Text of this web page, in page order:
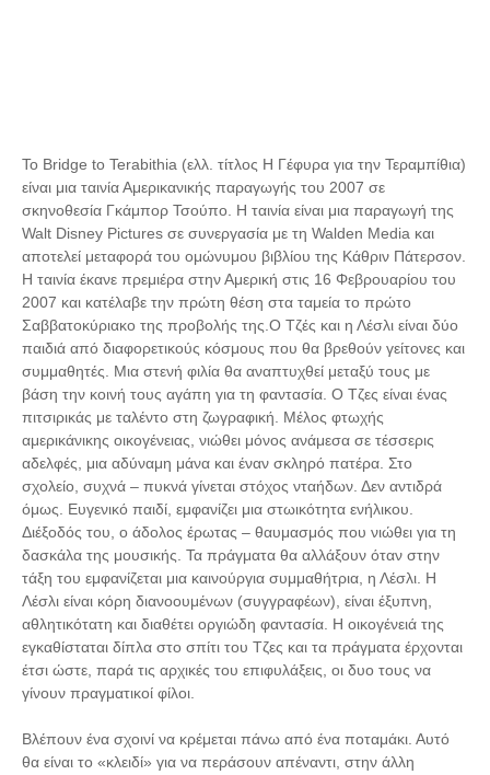
To Bridge to Terabithia (ελλ. τίτλος Η Γέφυρα για την Τεραμπίθια)
είναι μια ταινία Αμερικανικής παραγωγής του 2007 σε
σκηνοθεσία Γκάμπορ Τσούπο. Η ταινία είναι μια παραγωγή της
Walt Disney Pictures σε συνεργασία με τη Walden Media και
αποτελεί μεταφορά του ομώνυμου βιβλίου της Κάθριν Πάτερσον.
Η ταινία έκανε πρεμιέρα στην Αμερική στις 16 Φεβρουαρίου του
2007 και κατέλαβε την πρώτη θέση στα ταμεία το πρώτο
Σαββατοκύριακο της προβολής της.O Τζές και η Λέσλι είναι δύο
παιδιά από διαφορετικούς κόσμους που θα βρεθούν γείτονες και
συμμαθητές. Μια στενή φιλία θα αναπτυχθεί μεταξύ τους με
βάση την κοινή τους αγάπη για τη φαντασία. Ο Τζες είναι ένας
πιτσιρικάς με ταλέντο στη ζωγραφική. Μέλος φτωχής
αμερικάνικης οικογένειας, νιώθει μόνος ανάμεσα σε τέσσερις
αδελφές, μια αδύναμη μάνα και έναν σκληρό πατέρα. Στο
σχολείο, συχνά – πυκνά γίνεται στόχος νταήδων. Δεν αντιδρά
όμως. Ευγενικό παιδί, εμφανίζει μια στωικότητα ενήλικου.
Διέξοδός του, ο άδολος έρωτας – θαυμασμός που νιώθει για τη
δασκάλα της μουσικής. Τα πράγματα θα αλλάξουν όταν στην
τάξη του εμφανίζεται μια καινούργια συμμαθήτρια, η Λέσλι. Η
Λέσλι είναι κόρη διανοουμένων (συγγραφέων), είναι έξυπνη,
αθλητικότατη και διαθέτει οργιώδη φαντασία. Η οικογένειά της
εγκαθίσταται δίπλα στο σπίτι του Τζες και τα πράγματα έρχονται
έτσι ώστε, παρά τις αρχικές του επιφυλάξεις, οι δυο τους να
γίνουν πραγματικοί φίλοι.
Bλέπουν ένα σχοινί να κρέμεται πάνω από ένα ποταμάκι. Αυτό
θα είναι το «κλειδί» για να περάσουν απέναντι, στην άλλη